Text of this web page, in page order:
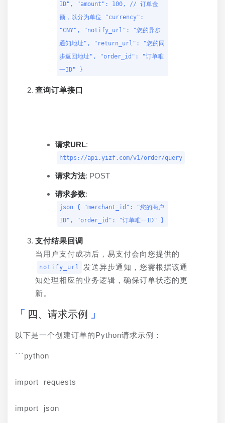
ID", "amount": 100, // 订单金
额，以分为单位 "currency":
"CNY", "notify_url": "您的异步
通知地址", "return_url": "您的同
步返回地址", "order_id": "订单唯
一ID" }
查询订单接口
请求URL:
https://api.yizf.com/v1/order/query
请求方法: POST
请求参数:
json { "merchant_id": "您的商户
ID", "order_id": "订单唯一ID" }
支付结果回调
当用户支付成功后，易支付会向您提供的
notify_url
发送异步通知，您需根据该通
知处理相应的业务逻辑，确保订单状态的更
新。
四、请求示例
以下是一个创建订单的Python请求示例：
```python
import requests
import json